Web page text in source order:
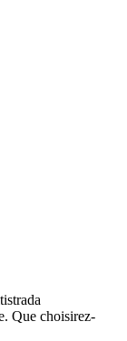
Que choisirez-